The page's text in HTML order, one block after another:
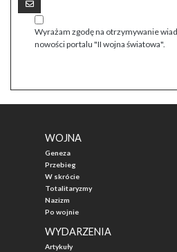
Wyrażam zgodę na otrzymywanie
nowości portalu "II wojna światowa".
WOJNA
Geneza
Przebieg
W skrócie
Totalitaryzmy
Nazizm
Po wojnie
WYDARZENIA
Artykuły